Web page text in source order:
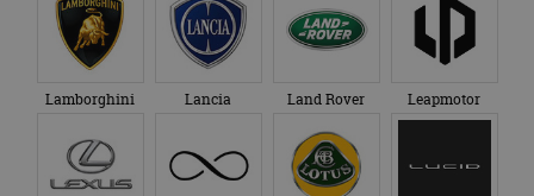
Lamborghini Lancia Land Rover Leapmotor